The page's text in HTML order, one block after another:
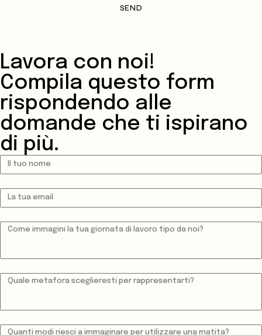
SEND
Lavora con noi!
Compila questo form
rispondendo alle
domande che ti ispirano
di più.